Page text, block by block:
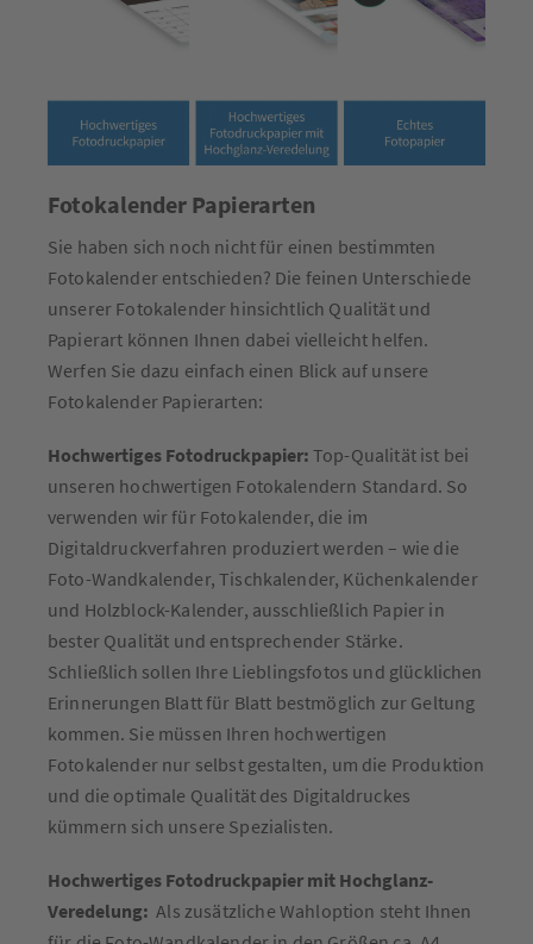
Fotokalender Papierarten
Sie haben sich noch nicht für einen bestimmten
Fotokalender entschieden? Die feinen Unterschiede
unserer Fotokalender hinsichtlich Qualität und
Papierart können Ihnen dabei vielleicht helfen.
Werfen Sie dazu einfach einen Blick auf unsere
Fotokalender Papierarten:
Hochwertiges Fotodruckpapier: Top-Qualität ist bei
unseren hochwertigen Fotokalendern Standard. So
verwenden wir für Fotokalender, die im
Digitaldruckverfahren produziert werden – wie die
Foto-Wandkalender, Tischkalender, Küchenkalender
und Holzblock-Kalender, ausschließlich Papier in
bester Qualität und entsprechender Stärke.
Schließlich sollen Ihre Lieblingsfotos und glücklichen
Erinnerungen Blatt für Blatt bestmöglich zur Geltung
kommen. Sie müssen Ihren hochwertigen
Fotokalender nur selbst gestalten, um die Produktion
und die optimale Qualität des Digitaldruckes
kümmern sich unsere Spezialisten.
Hochwertiges Fotodruckpapier mit Hochglanz-
Veredelung: Als zusätzliche Wahloption steht Ihnen